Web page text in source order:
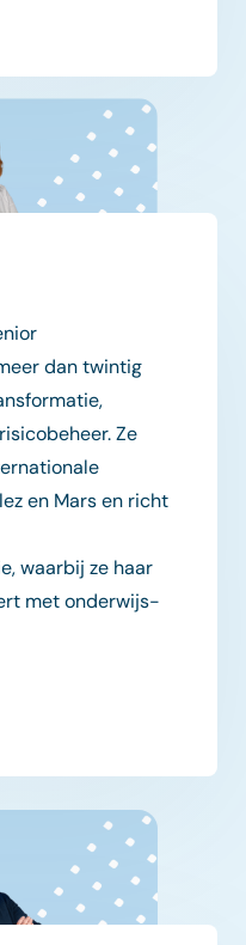
dan twintig
Ze
en Mars en richt
waarbij ze haar
met onderwijs-